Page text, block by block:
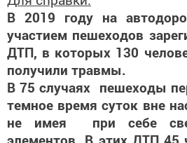
В 2019 году на
участием пешеходов
ДТП, в которых 130
получили травмы.
В 75 случаях пешеходы
темное время суток вне
не имея при себе